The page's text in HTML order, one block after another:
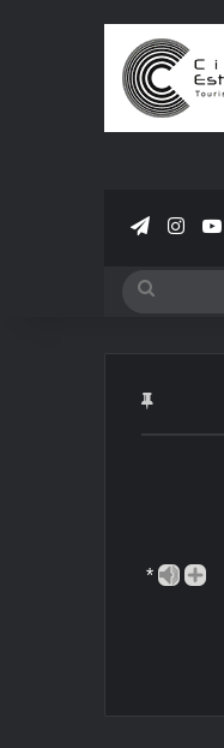
فیسبوکیوتیوباینستاگرام
*